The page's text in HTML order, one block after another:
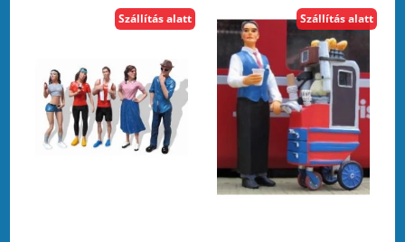
Szállítás alatt Szállítás alatt